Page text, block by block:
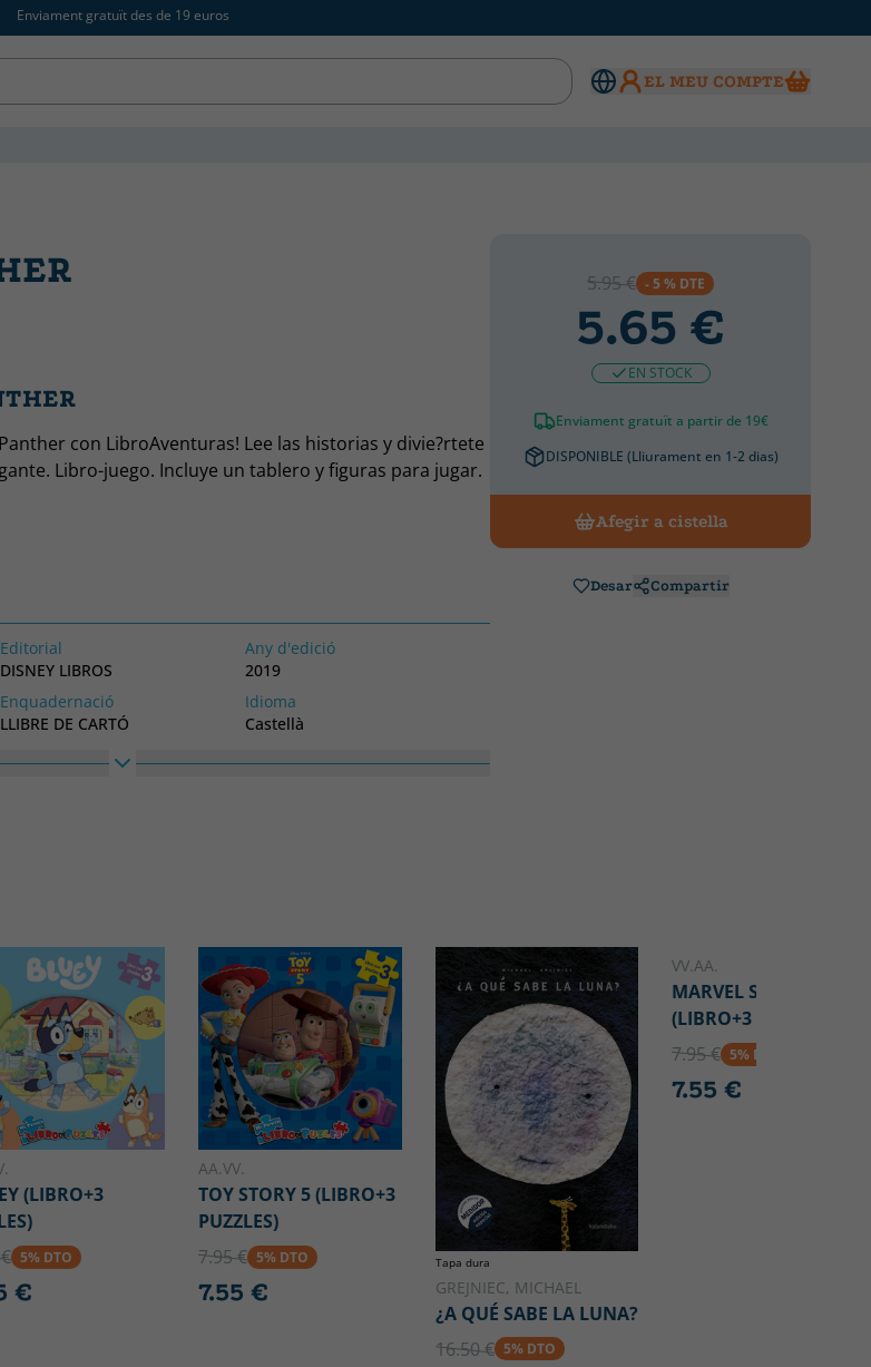
Enviament gratuït des de 19 euros
EL MEU COMPTE
con LibroAventuras! Lee las historias y divie?rtete
Libro-juego. Incluye un tablero y figuras para jugar.
Editorial
DISNEY LIBROS
Any d'edició
2019
Enquadernació
LLIBRE DE CARTÓ
Idioma
Castellà
5.95 € - 5 % DTE
5.65 €
EN STOCK
Enviament gratuït a partir de 19€
DISPONIBLE (Lliurament en 1-2 dias)
Afegir a cistella
Desar Compartir
(LIBRO+3
5% DTO
€
AA.VV.
TOY STORY 5 (LIBRO+3
PUZZLES)
7.95 € 5% DTO
7.55 €
Tapa dura
GREJNIEC, MICHAEL
¿A QUÉ SABE LA LUNA?
16.50 € 5% DTO
VV.AA.
MARVEL SPIDEY
(LIBRO+3 PUZZLES)
7.95 € 5% DTO
7.55 €